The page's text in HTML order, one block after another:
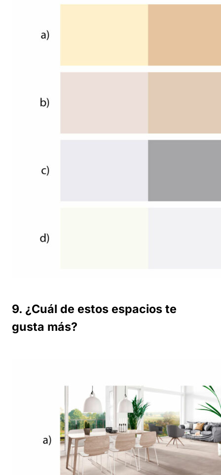
9. ¿Cuál de estos espacios te
gusta más?